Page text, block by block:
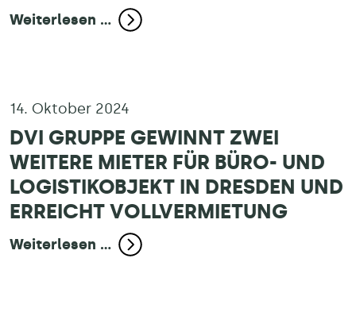
Weiterlesen ...
14. Oktober 2024
DVI GRUPPE GEWINNT ZWEI
WEITERE MIETER FÜR BÜRO- UND
LOGISTIKOBJEKT IN DRESDEN UND
ERREICHT VOLLVERMIETUNG
Weiterlesen ...